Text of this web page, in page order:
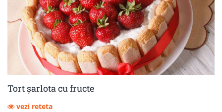
Tort șarlota cu fructe
vezi reteta